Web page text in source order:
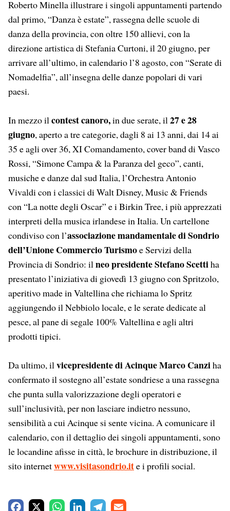
Roberto Minella illustrare i singoli appuntamenti partendo
dal primo, “Danza è estate”, rassegna delle scuole di
danza della provincia, con oltre 150 allievi, con la
direzione artistica di Stefania Curtoni, il 20 giugno, per
arrivare all’ultimo, in calendario l’8 agosto, con “Serate di
Nomadelfia”, all’insegna delle danze popolari di vari
paesi.
In mezzo ilcontest canoro,in due serate, il27 e 28
giugno, aperto a tre categorie, dagli 8 ai 13 anni, dai 14 ai
35 e agli over 36, XI Comandamento, cover band di Vasco
Rossi, “Simone Campa & la Paranza del geco”, canti,
musiche e danze dal sud Italia, l’Orchestra Antonio
Vivaldi con i classici di Walt Disney, Music & Friends
con “La notte degli Oscar” e i Birkin Tree, i più apprezzati
interpreti della musica irlandese in Italia. Un cartellone
condiviso con l’associazione mandamentale di Sondrio
dell’Unione Commercio Turismoe Servizi della
Provincia di Sondrio: ilneo presidente Stefano Scettiha
presentato l’iniziativa di giovedì 13 giugno con Spritzolo,
aperitivo made in Valtellina che richiama lo Spritz
aggiungendo il Nebbiolo locale, e le serate dedicate al
pesce, al pane di segale 100% Valtellina e agli altri
prodotti tipici.
Da ultimo, ilvicepresidente di Acinque Marco Canziha
confermato il sostegno all’estate sondriese a una rassegna
che punta sulla valorizzazione degli operatori e
sull’inclusività, per non lasciare indietro nessuno,
sensibilità a cui Acinque si sente vicina. A comunicare il
calendario, con il dettaglio dei singoli appuntamenti, sono
le locandine afisse in città, le brochure in distribuzione, il
sito internetwww.visitasondrio.ite i profili social.